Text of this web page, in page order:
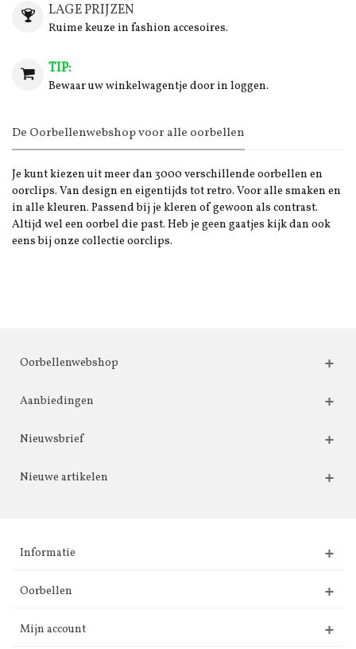
LAGE PRIJZEN
Ruime keuze in fashion accesoires.
TIP:
Bewaar uw winkelwagentje door in loggen.
De Oorbellenwebshop voor alle oorbellen
Je kunt kiezen uit meer dan 3000 verschillende oorbellen en
oorclips. Van design en eigentijds tot retro. Voor alle smaken en
in alle kleuren. Passend bij je kleren of gewoon als contrast.
Altijd wel een oorbel die past. Heb je geen gaatjes kijk dan ook
eens bij onze collectie oorclips.
Oorbellenwebshop
Aanbiedingen
Nieuwsbrief
Nieuwe artikelen
Informatie
Oorbellen
Mijn account